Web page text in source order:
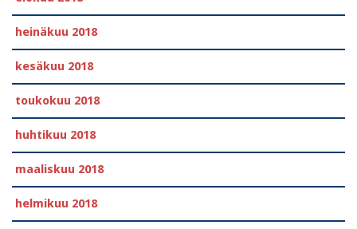
heinäkuu 2018
kesäkuu 2018
toukokuu 2018
huhtikuu 2018
maaliskuu 2018
helmikuu 2018